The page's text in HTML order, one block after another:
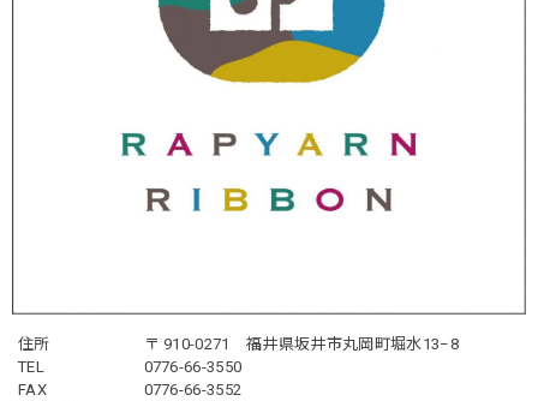
住所
〒 910-0271 福井県坂井市丸岡町堀水13−8
TEL
0776-66-3550
FAX
0776-66-3552